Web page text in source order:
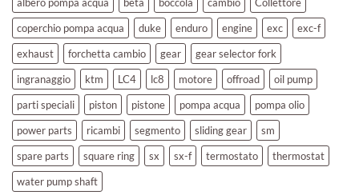
coperchio pompa acqua
duke enduro engine exc
exc-f
exhaust
forchetta cambio gear
gear selector fork
ingranaggio
ktm LC4 lc8 motore offroad
oil pump
parti speciali
piston pistone pompa acqua
pompa olio
power parts
ricambi segmento sliding gear
sm
spare parts
square ring sx sx-f termostato
thermostat
water pump shaft